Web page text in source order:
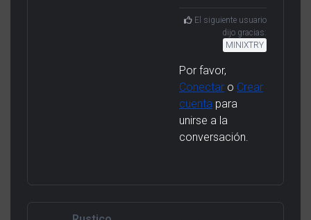
El siguiente usuario
dijo gracias:
MINIXTRY
Por favor,
Conectar o Crear
cuenta para
unirse a la
conversación.